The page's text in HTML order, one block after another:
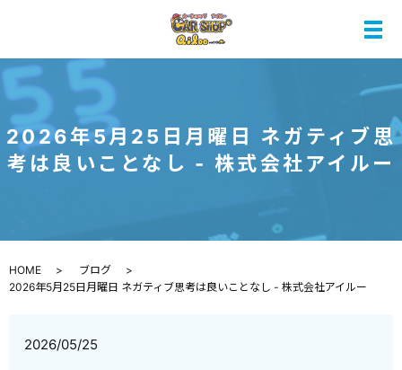
メ
2026年5月25日月曜日 ネガティブ思
考は良いことなし - 株式会社アイルー
HOME
ブログ
2026年5月25日月曜日 ネガティブ思考は良いことなし - 株式会社アイルー
2026/05/25